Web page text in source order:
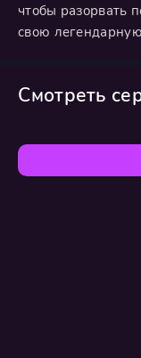
чтобы разорвать
свою
Смотреть